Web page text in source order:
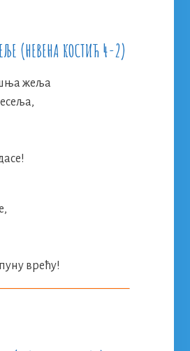
(НЕВЕНА КОСТИЋ 4-2)
жеља
врећу!